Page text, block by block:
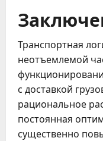
Транспортная
неотъемлемой
с доставкой
рациональное
постоянная
существенно